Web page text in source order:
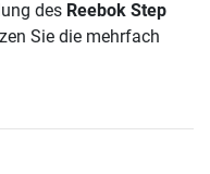
des Reebok Step
Sie die mehrfach